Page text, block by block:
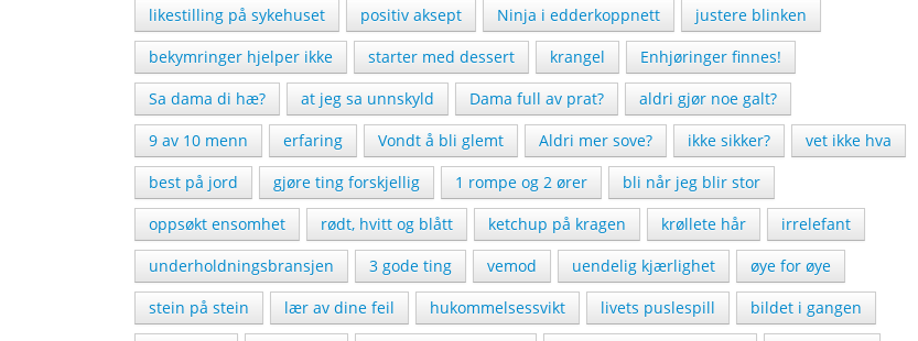
likestilling på sykehuset
positiv aksept Ninja i edderkoppnett
justere blinken
bekymringer hjelper ikke
starter med dessert krangel
Enhjøringer finnes!
Sa dama di hæ?
at jeg sa unnskyld Dama full av prat?
aldri gjør noe galt?
9 av 10 menn
erfaring Vondt å bli glemt Aldri mer sove? ikke sikker?
vet ikke hva
best på jord
gjøre ting forskjellig 1 rompe og 2 ører
bli når jeg blir stor
oppsøkt ensomhet
rødt, hvitt og blått ketchup på kragen krøllete hår
irrelefant
underholdningsbransjen
3 gode ting vemod uendelig kjærlighet
øye for øye
stein på stein
lær av dine feil hukommelsessvikt livets puslespill
bildet i gangen